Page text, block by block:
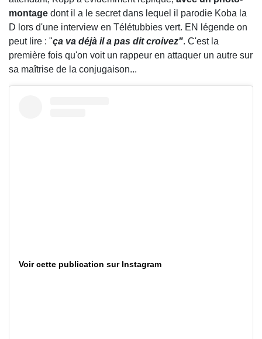
montage dont il a le secret dans lequel il parodie Koba la
D lors d'une interview en Télétubbies vert. EN légende on
peut lire : "ça va déjà il a pas dit croivez". C'est la
première fois qu'on voit un rappeur en attaquer un autre sur
sa maîtrise de la conjugaison...
Voir cette publication sur Instagram